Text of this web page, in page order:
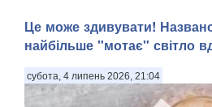
Це може здивувати!
найбільше "мотає" світло
субота, 4 липень 2026, 21:04